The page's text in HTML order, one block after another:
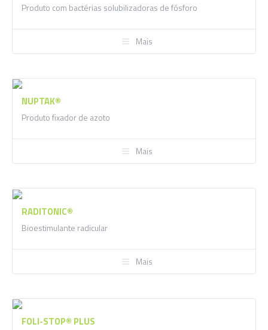
Produto com bactérias solubilizadoras de fósforo
Mais
NUPTAK®
Produto fixador de azoto
Mais
RADITONIC®
Bioestimulante radicular
Mais
FOLI-STOP® PLUS